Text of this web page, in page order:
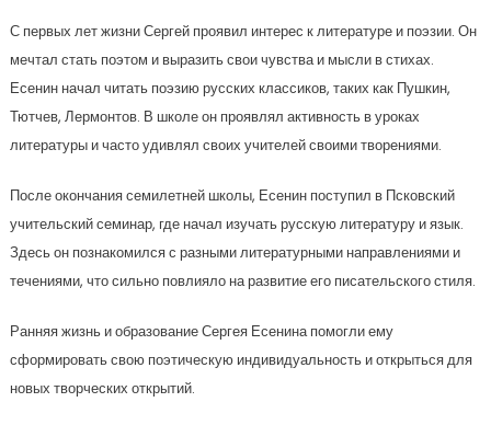
С первых лет жизни Сергей проявил интерес к литературе и поэзии. Он
мечтал стать поэтом и выразить свои чувства и мысли в стихах.
Есенин начал читать поэзию русских классиков, таких как Пушкин,
Тютчев, Лермонтов. В школе он проявлял активность в уроках
литературы и часто удивлял своих учителей своими творениями.
После окончания семилетней школы, Есенин поступил в Псковский
учительский семинар, где начал изучать русскую литературу и язык.
Здесь он познакомился с разными литературными направлениями и
течениями, что сильно повлияло на развитие его писательского стиля.
Ранняя жизнь и образование Сергея Есенина помогли ему
сформировать свою поэтическую индивидуальность и открыться для
новых творческих открытий.